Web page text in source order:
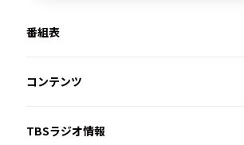
番組表
コンテンツ
TBSラジオ情報